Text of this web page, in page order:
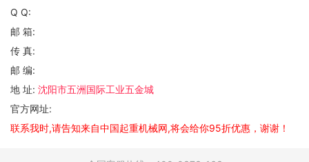
Q Q:
邮 箱:
传 真:
邮 编:
地 址: 沈阳市五洲国际工业五金城
官方网址:
联系我时,请告知来自中国起重机械网,将会给你95折优惠，谢谢！